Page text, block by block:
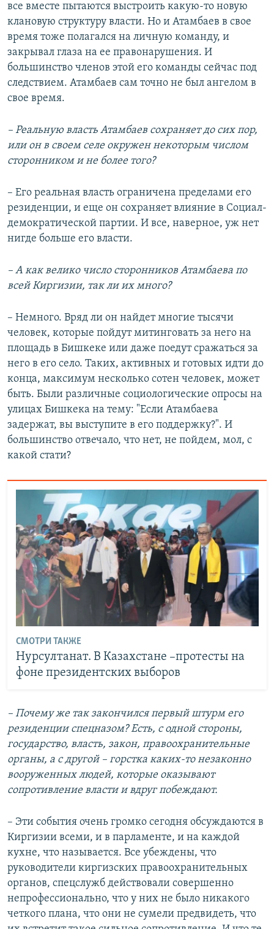
все вместе пытаются выстроить какую-то новую
клановую структуру власти. Но и Атамбаев в свое
время тоже полагался на личную команду, и
закрывал глаза на ее правонарушения. И
большинство членов этой его команды сейчас под
следствием. Атамбаев сам точно не был ангелом в
свое время.
– Реальную власть Атамбаев сохраняет до сих пор,
или он в своем селе окружен некоторым числом
сторонником и не более того?
– Его реальная власть ограничена пределами его
резиденции, и еще он сохраняет влияние в Социал-
демократической партии. И все, наверное, уж нет
нигде больше его власти.
– А как велико число сторонников Атамбаева по
всей Киргизии, так ли их много?
– Немного. Вряд ли он найдет многие тысячи
человек, которые пойдут митинговать за него на
площадь в Бишкеке или даже поедут сражаться за
него в его село. Таких, активных и готовых идти до
конца, максимум несколько сотен человек, может
быть. Были различные социологические опросы на
улицах Бишкека на тему: "Если Атамбаева
задержат, вы выступите в его поддержку?". И
большинство отвечало, что нет, не пойдем, мол, с
какой стати?
СМОТРИ ТАКЖЕ
Нурсултанат. В Казахстане –протесты на
фоне президентских выборов
– Почему же так закончился первый штурм его
резиденции спецназом? Есть, с одной стороны,
государство, власть, закон, правоохранительные
органы, а с другой – горстка каких-то незаконно
вооруженных людей, которые оказывают
сопротивление власти и вдруг побеждают.
– Эти события очень громко сегодня обсуждаются в
Киргизии всеми, и в парламенте, и на каждой
кухне, что называется. Все убеждены, что
руководители киргизских правоохранительных
органов, спецслужб действовали совершенно
непрофессионально, что у них не было никакого
четкого плана, что они не сумели предвидеть, что